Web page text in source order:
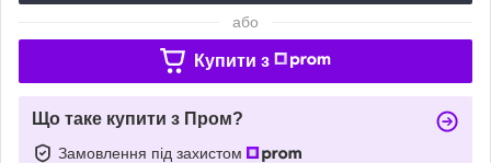
або
Купити з
Що таке купити з Пром?
Замовлення під захистом